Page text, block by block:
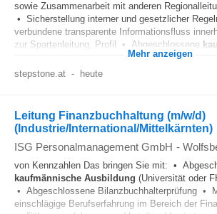
sowie Zusammenarbeit mit anderen
• Sicherstellung interner und gesetzlicher
verbundene transparente Informationsfluss
zur Spartenleitung. Profil • Abgeschlossene
Mehr anzeigen
stepstone.at - heute
Leitung Finanzbuchhaltung (m/w/d)
(Industrie/International/Mittelkärnten)
ISG Personalmanagement GmbH -
von Kennzahlen Das bringen Sie mit: •
kaufmännische Ausbildung (Universität oder
• Abgeschlossene Bilanzbuchhalterprüfung •
einschlägige Berufserfahrung im Bereich der